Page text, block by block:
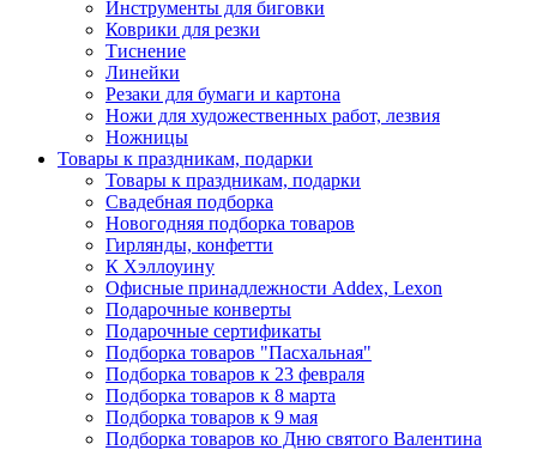
Инструменты для биговки
Коврики для резки
Тиснение
Линейки
Резаки для бумаги и картона
Ножи для художественных работ, лезвия
Ножницы
Товары к праздникам, подарки
Товары к праздникам, подарки
Свадебная подборка
Новогодняя подборка товаров
Гирлянды, конфетти
К Хэллоуину
Офисные принадлежности Addex, Lexon
Подарочные конверты
Подарочные сертификаты
Подборка товаров "Пасхальная"
Подборка товаров к 23 февраля
Подборка товаров к 8 марта
Подборка товаров к 9 мая
Подборка товаров ко Дню святого Валентина